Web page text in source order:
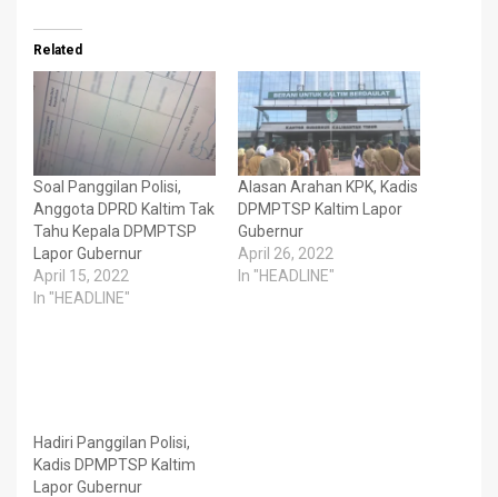
Related
Soal Panggilan Polisi,
Anggota DPRD Kaltim Tak
Tahu Kepala DPMPTSP
Lapor Gubernur
April 15, 2022
In "HEADLINE"
Alasan Arahan KPK, Kadis
DPMPTSP Kaltim Lapor
Gubernur
April 26, 2022
In "HEADLINE"
Hadiri Panggilan Polisi,
Kadis DPMPTSP Kaltim
Lapor Gubernur